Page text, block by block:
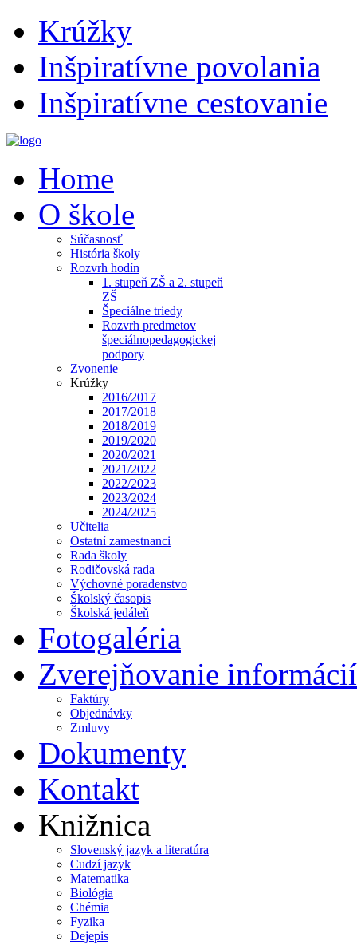
Krúžky
Inšpiratívne povolania
Inšpiratívne cestovanie
Home
O škole
Súčasnosť
História školy
Rozvrh hodín
1. stupeň ZŠ a 2. stupeň
ZŠ
Špeciálne triedy
Rozvrh predmetov
špeciálnopedagogickej
podpory
Zvonenie
Krúžky
2016/2017
2017/2018
2018/2019
2019/2020
2020/2021
2021/2022
2022/2023
2023/2024
2024/2025
Učitelia
Ostatní zamestnanci
Rada školy
Rodičovská rada
Výchovné poradenstvo
Školský časopis
Školská jedáleň
Fotogaléria
Zverejňovanie informácií
Faktúry
Objednávky
Zmluvy
Dokumenty
Kontakt
Knižnica
Slovenský jazyk a literatúra
Cudzí jazyk
Matematika
Biológia
Chémia
Fyzika
Dejepis